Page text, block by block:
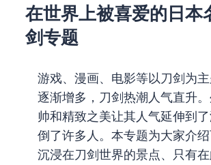
在世界上被喜爱的日本
剑专题
游戏、漫画、电影等以刀剑为
逐渐增多，刀剑热潮人气直升
帅和精致之美让其人气延伸到
倒了许多人。本专题为大家介
沉浸在刀剑世界的景点、只有